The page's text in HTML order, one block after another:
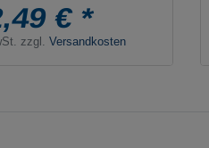
€ *
zzgl.Versandkosten